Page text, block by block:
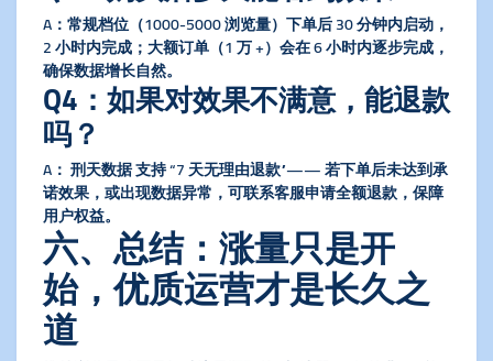
A：常规档位（1000-5000 浏览量）下单后 30 分钟内启动，
2 小时内完成；大额订单（1 万 +）会在 6 小时内逐步完成，
确保数据增长自然。
Q4：如果对效果不满意，能退款
吗？
A： 刑天数据 支持 “7 天无理由退款”—— 若下单后未达到承
诺效果，或出现数据异常，可联系客服申请全额退款，保障
用户权益。
六、总结：涨量只是开
始，优质运营才是长久之
道